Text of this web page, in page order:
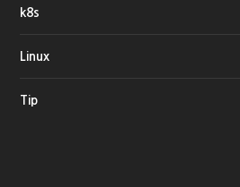
k8s
Linux
Tip